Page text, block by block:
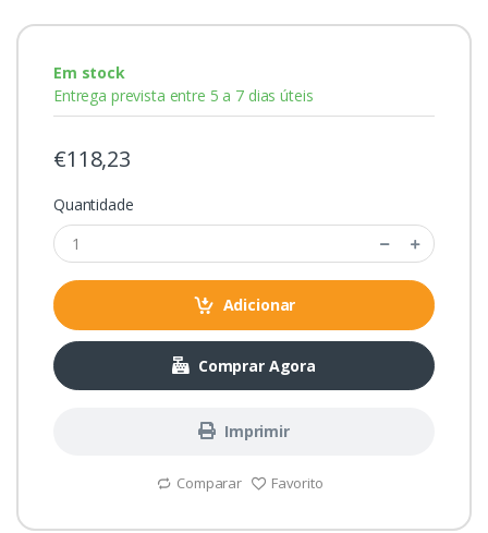
Em stock
Entrega prevista entre 5 a 7 dias úteis
€118,23
Quantidade
Adicionar
Comprar Agora
Imprimir
Comparar Favorito